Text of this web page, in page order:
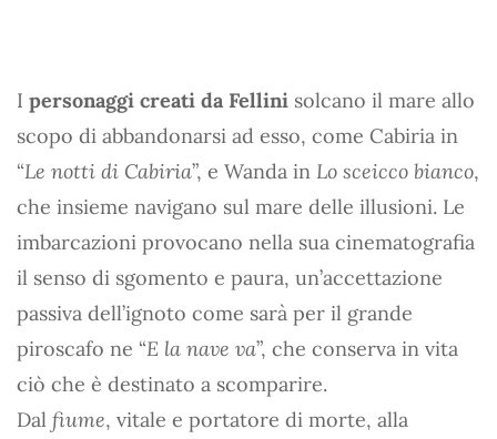
I personaggi creati da Fellini solcano il mare allo
scopo di abbandonarsi ad esso, come Cabiria in
“Le notti di Cabiria”, e Wanda in Lo sceicco bianco,
che insieme navigano sul mare delle illusioni. Le
imbarcazioni provocano nella sua cinematografia
il senso di sgomento e paura, un’accettazione
passiva dell’ignoto come sarà per il grande
piroscafo ne “E la nave va”, che conserva in vita
ciò che è destinato a scomparire.
Dal fiume, vitale e portatore di morte, alla